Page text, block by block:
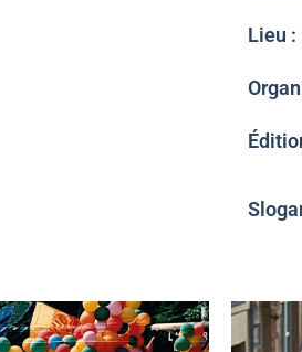
Lieu :